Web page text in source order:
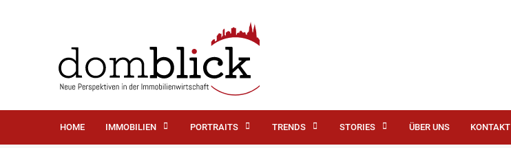
HOME IMMOBILIEN PORTRAITS TRENDS STORIES ÜBER UNS KONTAKT